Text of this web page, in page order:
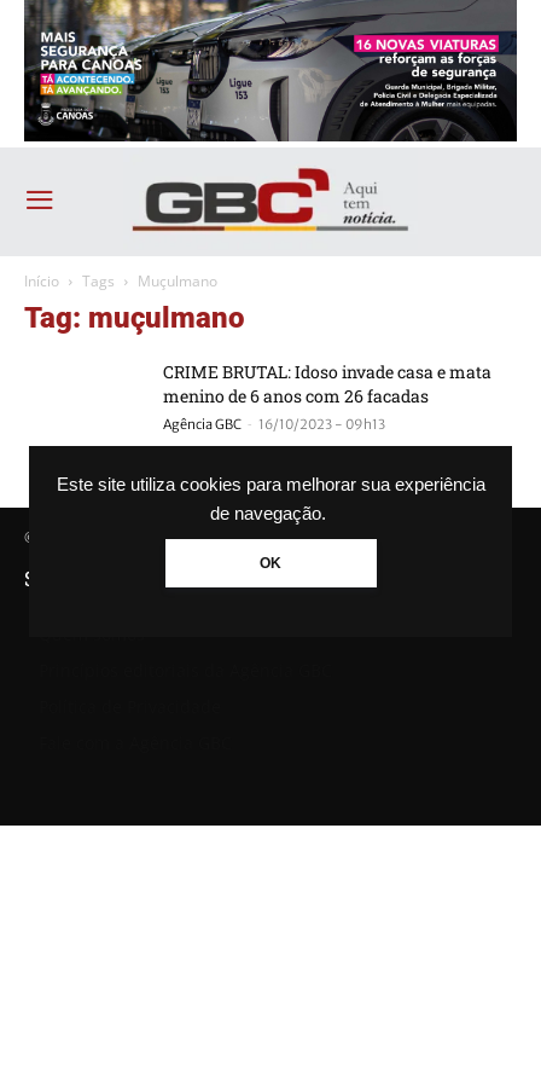
Este site utiliza cookies para melhorar sua experiência
de navegação.
OK
Início Tags Muçulmano
Tag: muçulmano
CRIME BRUTAL: Idoso invade casa e mata
menino de 6 anos com 26 facadas
Agência GBC - 16/10/2023 - 09h13
© Agência GBC. Aqui tem notícia. Todos os direitos reservados.
SAIBA MAIS SOBRE A AGÊNCIA GBC